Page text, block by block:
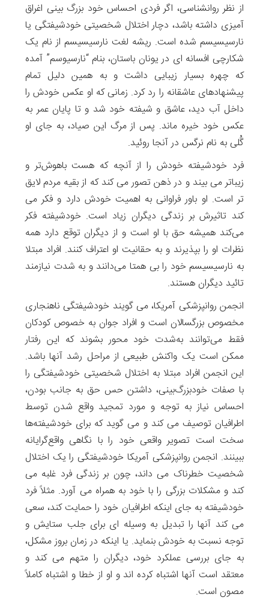
از نظر روانشناسی، اگر فردی احساس خود بزرگ بینی اغراق
آمیزی داشته باشد، دچار اختلال شخصیتی خودشیفتگی یا
نارسیسیسم شده است. ریشه لغت نارسیسیسم از نام یک
شکارچی افسانه ای در یونان باستان، بنام “نارسیوسم” آمده
که چهره بسیار زیبایی داشت و به همین دلیل تمام
پیشنهادهای عاشقانه را رد کرد. زمانی که او عکس خودش را
داخل آب دید، عاشق و شیفته خود شد و تا پایان عمر به
عکس خود خیره ماند. پس از مرگ این صیاد، به جای او
گُلی به نام نرگس در آنجا روئید.
فرد خودشیفته خودش را از آنچه که هست باهوش‌تر و
زیباتر می بیند و در ذهن تصور می کند که از بقیه مردم لایق
تر است. او باور فراوانی به اهمیت خودش دارد و فکر می
کند تاثیرش بر زندگی دیگران زیاد است. خودشیفته فکر
می‌کند همیشه حق با او است و از دیگران توقع دارد همه
نظرات او را بپذیرند و به حقانیت او اعتراف کنند. افراد مبتلا
به نارسیسیسم خود را بی همتا می‌دانند و به شدت نیازمند
تائید دیگران هستند.
انجمن روانپزشکی آمریکا، می گویند خودشیفتگی ناهنجاری
مخصوص بزرگسالان است و افراد جوان به خصوص کودکان
فقط می‌توانند به‌شدت خود محور بشوند که این رفتار
ممکن است یک واکنش طبیعی از مراحل رشد آنها باشد.
این انجمن افراد مبتلا به اختلال شخصیتی خودشیفتگی را
با صفات خودبزرگ‌بینی، داشتن حس حق به جانب بودن،
احساس نیاز به توجه و مورد تمجید واقع شدن توسط
اطرافیان توصیف می کند و می گوید که برای خودشیفته‌ها
سخت است تصویر واقعی خود را با نگاهی واقع‌گرایانه
ببینند. انجمن روانپزشکی آمریکا خودشیفتگی را یک اختلال
شخصیت خطرناک می داند، چون بر زندگی فرد غلبه می
کند و مشکلات بزرگی را با خود به همراه می آورد. مثلاً فرد
خودشیفته به جای اینکه اطرافیان خود را حمایت کند، سعی
می کند آنها را تبدیل به وسیله ای برای جلب ستایش و
توجه نسبت به خودش بنماید. یا اینکه در زمان بروز مشکل،
به جای بررسی عملکرد خود، دیگران را متهم می کند و
معتقد است آنها اشتباه کرده اند و او از خطا و اشتباه کاملاً
مصون است.